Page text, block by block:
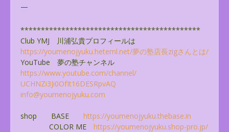
—
********************************************
Club YMJ 川浦弘貴プロフィールは
https://youmenojyuku.heteml.net/夢の塾店長zigさんとは/
YouTube 夢の塾チャンネル
https://www.youtube.com/channel/
UCHNZi3Ji0OfIt16DESRpvAQ
info@youmenojyuku.com
shop BASE https://youmenojyuku.thebase.in
COLOR ME https://youmenojyuku.shop-pro.jp/